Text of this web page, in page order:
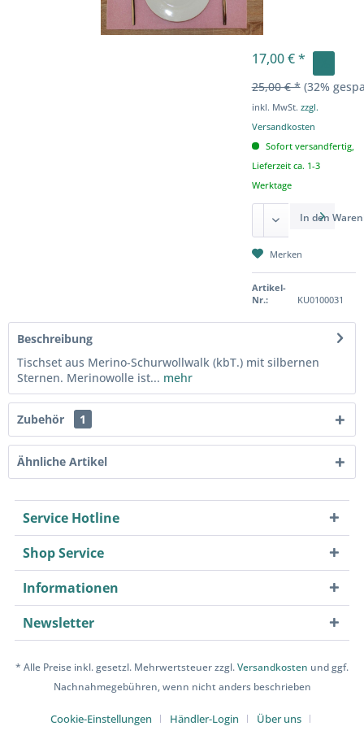
17,00 € *
25,00 € * (32%
inkl. MwSt. zzgl.
Versandkosten
Sofort versandfertig,
Lieferzeit ca. 1-3
Werktage
In den
Merken
Artikel-
Nr.:
KU0100031
Beschreibung
Tischset aus Merino-Schurwollwalk (kbT.) mit silbernen
Sternen. Merinowolle ist... mehr
Zubehör 1
Ähnliche Artikel
Service Hotline
Shop Service
Informationen
Newsletter
* Alle Preise inkl. gesetzl. Mehrwertsteuer zzgl.Versandkosten und ggf.
Nachnahmegebühren, wenn nicht anders beschrieben
Cookie-Einstellungen Händler-Login Über uns